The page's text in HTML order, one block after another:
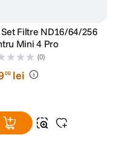
Set Filtre ND16/64/256
Mini 4 Pro
(0)
00 lei